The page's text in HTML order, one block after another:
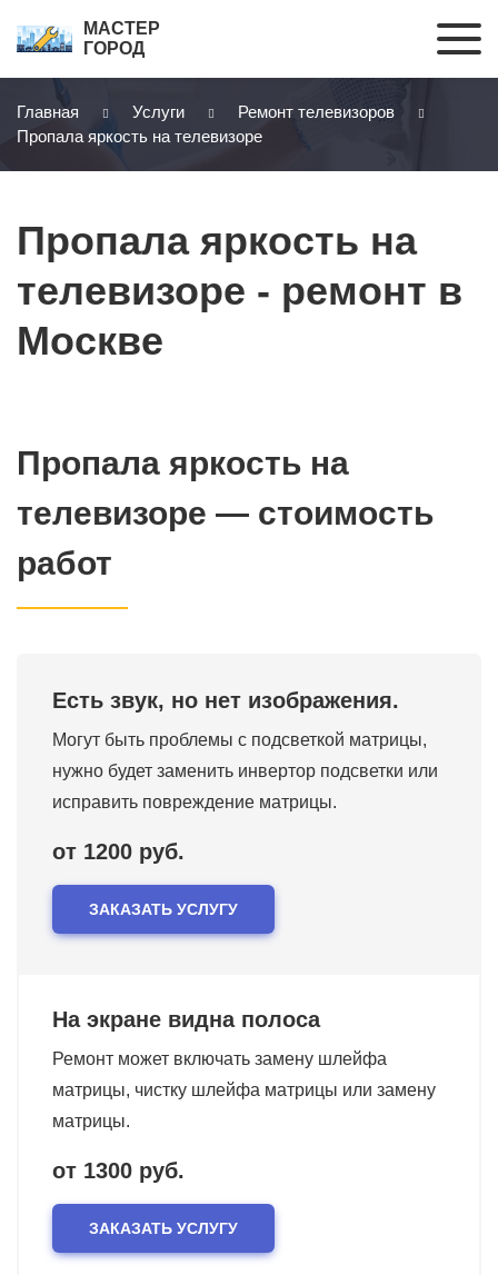
МАСТЕР
ГОРОД
Главная Услуги
Ремонт телевизоров
Пропала яркость на телевизоре
Пропала яркость на
телевизоре - ремонт в
Москве
Пропала яркость на
телевизоре — стоимость
работ
Есть звук, но нет изображения.
Могут быть проблемы с подсветкой матрицы,
нужно будет заменить инвертор подсветки или
исправить повреждение матрицы.
от 1200 руб.
ЗАКАЗАТЬ УСЛУГУ
На экране видна полоса
Ремонт может включать замену шлейфа
матрицы, чистку шлейфа матрицы или замену
матрицы.
от 1300 руб.
ЗАКАЗАТЬ УСЛУГУ